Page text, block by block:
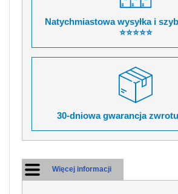
Natychmiastowa wysyłka i
⭐⭐⭐⭐⭐
30-dniowa gwarancja zwrotu
Więcej informacji